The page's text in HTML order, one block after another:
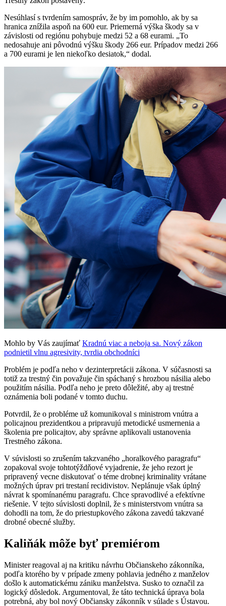
Nesúhlasí s tvrdením samospráv, že by im pomohlo, ak by sa
hranica znížila aspoň na 600 eur. Priemerná výška škody sa v
závislosti od regiónu pohybuje medzi 52 a 68 eurami. „To
nedosahuje ani pôvodnú výšku škody 266 eur. Prípadov medzi 266
a 700 eurami je len niekoľko desiatok,“ dodal.
Mohlo by Vás zaujímať Kradnú viac a neboja sa. Nový zákon
podnietil vlnu agresivity, tvrdia obchodníci
Problém je podľa neho v dezinterpretácii zákona. V súčasnosti sa
totiž za trestný čin považuje čin spáchaný s hrozbou násilia alebo
použitím násilia. Podľa neho je preto dôležité, aby aj trestné
oznámenia boli podané v tomto duchu.
Potvrdil, že o probléme už komunikoval s ministrom vnútra a
policajnou prezidentkou a pripravujú metodické usmernenia a
školenia pre policajtov, aby správne aplikovali ustanovenia
Trestného zákona.
V súvislosti so zrušením takzvaného „horalkového paragrafu“
zopakoval svoje tohtotýždňové vyjadrenie, že jeho rezort je
pripravený vecne diskutovať o téme drobnej kriminality vrátane
možných úprav pri trestaní recidivistov. Neplánuje však úplný
návrat k spomínanému paragrafu. Chce spravodlivé a efektívne
riešenie. V tejto súvislosti doplnil, že s ministerstvom vnútra sa
dohodli na tom, že do priestupkového zákona zavedú takzvané
drobné obecné služby.
Kaliňák môže byť premiérom
Minister reagoval aj na kritiku návrhu Občianskeho zákonníka,
podľa ktorého by v prípade zmeny pohlavia jedného z manželov
došlo k automatickému zániku manželstva. Susko to označil za
logický dôsledok. Argumentoval, že táto technická úprava bola
potrebná, aby bol nový Občiansky zákonník v súlade s Ústavou.